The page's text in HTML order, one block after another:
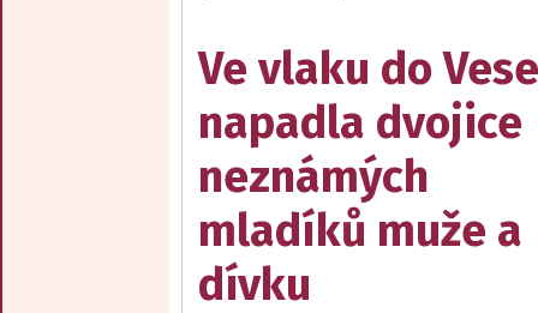
Ve vlaku do
napadla dvojice
neznámých
mladíků muže a
dívku